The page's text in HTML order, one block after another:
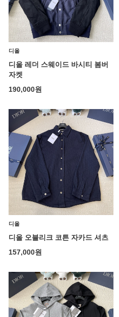
디올
디올 레더 스웨이드 바시티 봄버
자켓
190,000원
디올
디올 오블리크 코튼 자카드 셔츠
157,000원